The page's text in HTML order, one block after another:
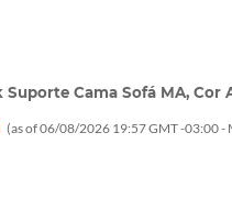
Cama Sofá MA, Cor
(as of 06/08/2026 19:57 GMT -03:00 -